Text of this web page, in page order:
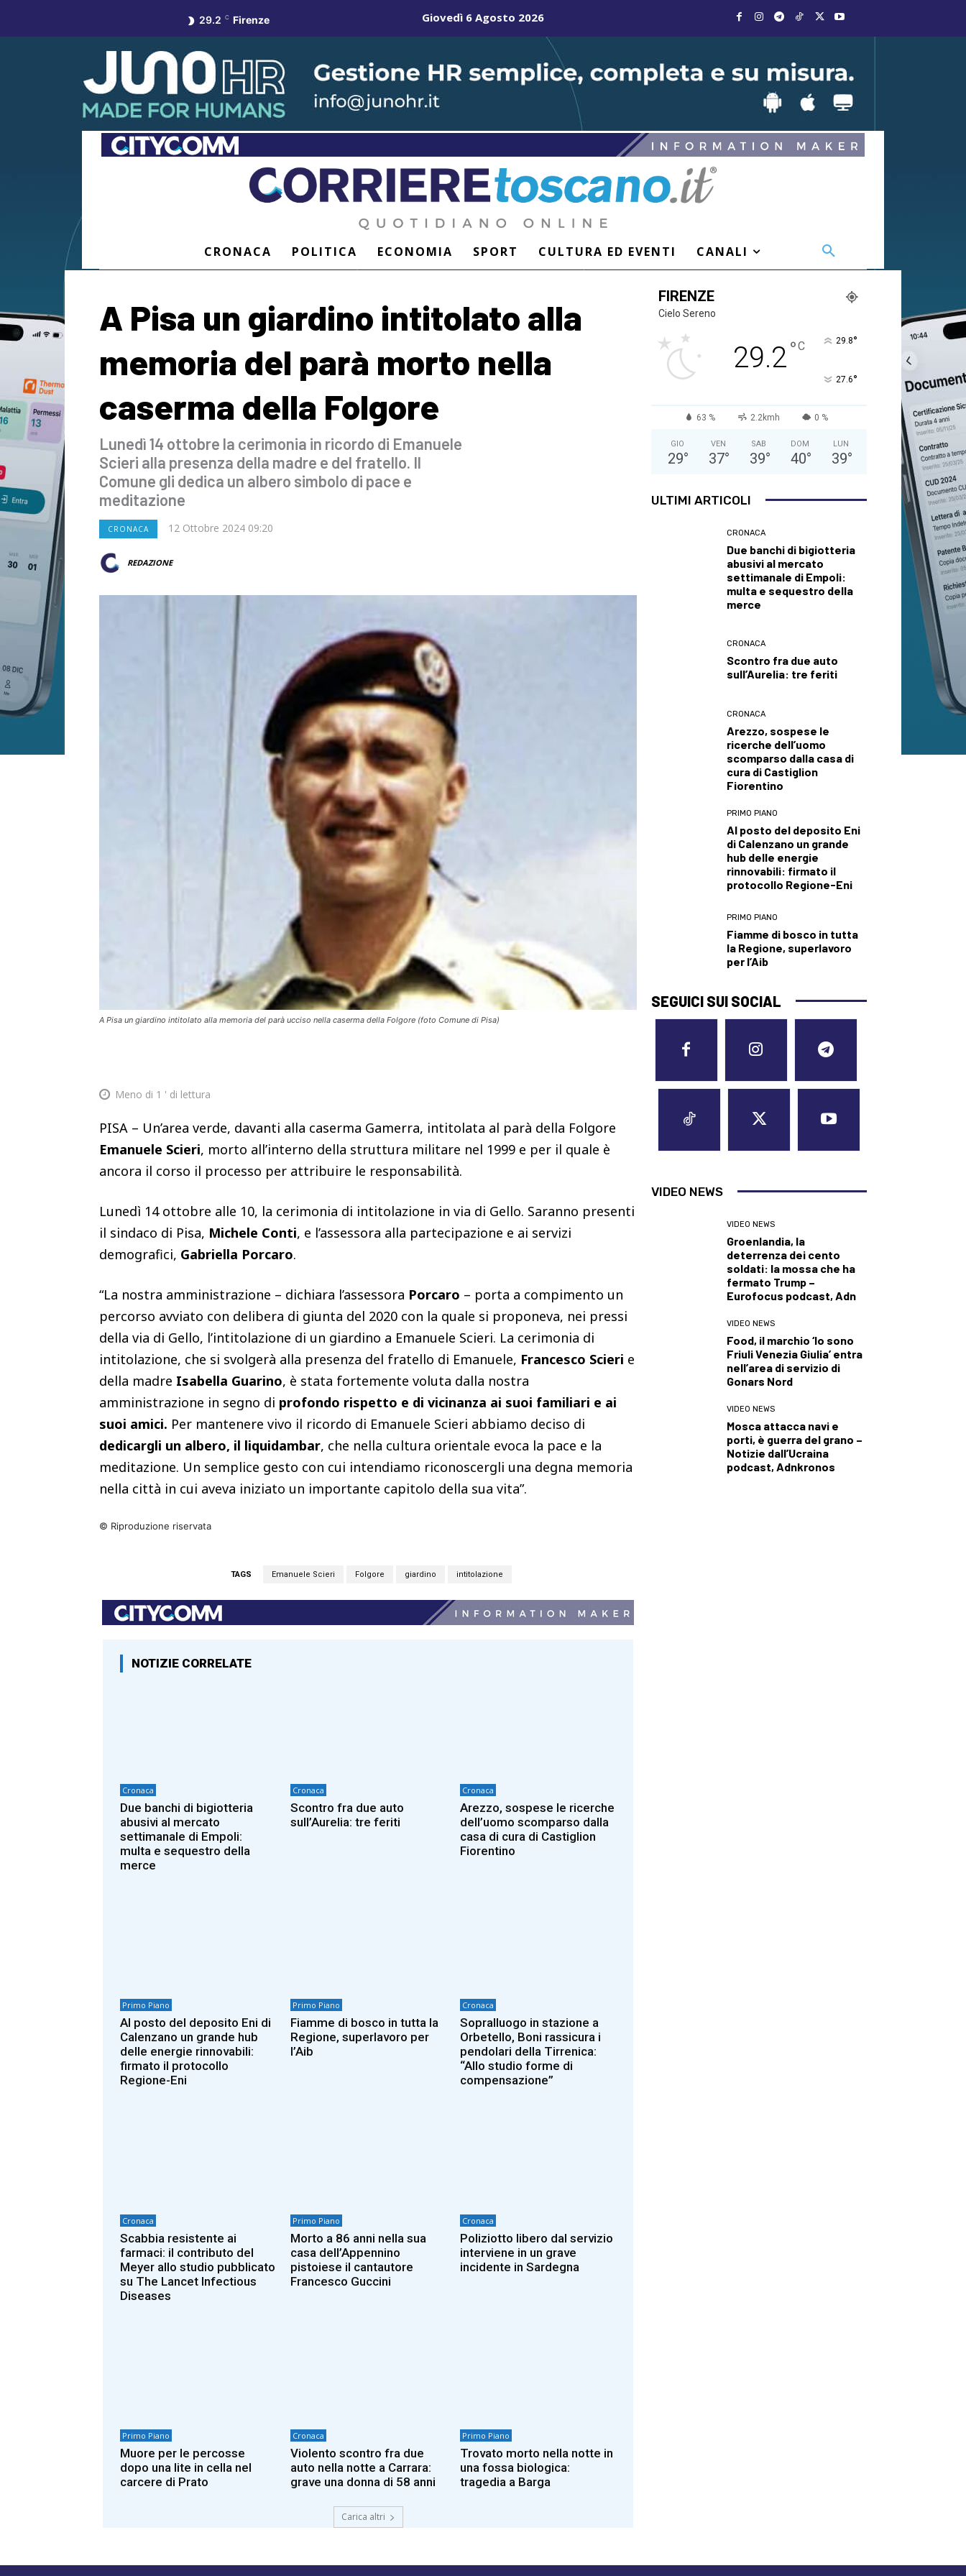
29.2 C Firenze Giovedì 6 Agosto 2026
CRONACA POLITICA ECONOMIA SPORT CULTURA ED EVENTI CANALI
A Pisa un giardino intitolato alla
memoria del parà morto nella
caserma della Folgore
Lunedì 14 ottobre la cerimonia in ricordo di Emanuele
Scieri alla presenza della madre e del fratello. Il
Comune gli dedica un albero simbolo di pace e
meditazione
CRONACA 12 Ottobre 2024 09:20
REDAZIONE
A Pisa un giardino intitolato alla memoria del parà ucciso nella caserma della Folgore (foto Comune di Pisa)
Meno di 1 ' di lettura
PISA – Un’area verde, davanti alla caserma Gamerra, intitolata al parà della Folgore
Emanuele Scieri, morto all’interno della struttura militare nel 1999 e per il quale è
ancora il corso il processo per attribuire le responsabilità.
Lunedì 14 ottobre alle 10, la cerimonia di intitolazione in via di Gello. Saranno presenti
il sindaco di Pisa, Michele Conti, e l’assessora alla partecipazione e ai servizi
demografici, Gabriella Porcaro.
“La nostra amministrazione – dichiara l’assessora Porcaro – porta a compimento un
percorso avviato con delibera di giunta del 2020 con la quale si proponeva, nei pressi
della via di Gello, l’intitolazione di un giardino a Emanuele Scieri. La cerimonia di
intitolazione, che si svolgerà alla presenza del fratello di Emanuele, Francesco Scieri e
della madre Isabella Guarino, è stata fortemente voluta dalla nostra
amministrazione in segno di profondo rispetto e di vicinanza ai suoi familiari e ai
suoi amici. Per mantenere vivo il ricordo di Emanuele Scieri abbiamo deciso di
dedicargli un albero, il liquidambar, che nella cultura orientale evoca la pace e la
meditazione. Un semplice gesto con cui intendiamo riconoscergli una degna memoria
nella città in cui aveva iniziato un importante capitolo della sua vita”.
© Riproduzione riservata
TAGS Emanuele Scieri Folgore giardino intitolazione
NOTIZIE CORRELATE
Cronaca
Due banchi di bigiotteria
abusivi al mercato
settimanale di Empoli:
multa e sequestro della
merce
Cronaca
Scontro fra due auto
sull’Aurelia: tre feriti
Cronaca
Arezzo, sospese le ricerche
dell’uomo scomparso dalla
casa di cura di Castiglion
Fiorentino
Primo Piano
Al posto del deposito Eni di
Calenzano un grande hub
delle energie rinnovabili:
firmato il protocollo
Regione-Eni
Primo Piano
Fiamme di bosco in tutta la
Regione, superlavoro per
l’Aib
Cronaca
Sopralluogo in stazione a
Orbetello, Boni rassicura i
pendolari della Tirrenica:
“Allo studio forme di
compensazione”
Cronaca
Scabbia resistente ai
farmaci: il contributo del
Meyer allo studio pubblicato
su The Lancet Infectious
Diseases
Primo Piano
Morto a 86 anni nella sua
casa dell’Appennino
pistoiese il cantautore
Francesco Guccini
Cronaca
Poliziotto libero dal servizio
interviene in un grave
incidente in Sardegna
Primo Piano
Muore per le percosse
dopo una lite in cella nel
carcere di Prato
Cronaca
Violento scontro fra due
auto nella notte a Carrara:
grave una donna di 58 anni
Primo Piano
Trovato morto nella notte in
una fossa biologica:
tragedia a Barga
Carica altri
FIRENZE
Cielo Sereno
29.2°C 29.8°
27.6°
63 % 2.2kmh 0 %
GIO
29°
VEN
37°
SAB
39°
DOM
40°
LUN
39°
ULTIMI ARTICOLI
CRONACA
Due banchi di bigiotteria
abusivi al mercato
settimanale di Empoli:
multa e sequestro della
merce
CRONACA
Scontro fra due auto
sull’Aurelia: tre feriti
CRONACA
Arezzo, sospese le
ricerche dell’uomo
scomparso dalla casa di
cura di Castiglion
Fiorentino
PRIMO PIANO
Al posto del deposito Eni
di Calenzano un grande
hub delle energie
rinnovabili: firmato il
protocollo Regione-Eni
PRIMO PIANO
Fiamme di bosco in tutta
la Regione, superlavoro
per l’Aib
SEGUICI SUI SOCIAL
VIDEO NEWS
VIDEO NEWS
Groenlandia, la
deterrenza dei cento
soldati: la mossa che ha
fermato Trump –
Eurofocus podcast, Adn
VIDEO NEWS
Food, il marchio ‘Io sono
Friuli Venezia Giulia’ entra
nell’area di servizio di
Gonars Nord
VIDEO NEWS
Mosca attacca navi e
porti, è guerra del grano –
Notizie dall’Ucraina
podcast, Adnkronos